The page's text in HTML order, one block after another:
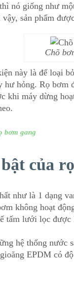
nó giống như
sản phẩm
Chõ
này là để loại
hư hỏng. Rọ
khi máy dừng
bơm gang
của
như là 1 dạng
không hoạt
tấm lưới lọc
hệ thống nước
EPDM có